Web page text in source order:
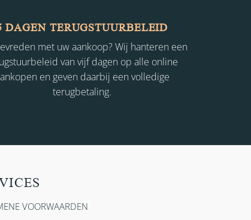
DAGEN TERUGSTUURBELEID
met uw aankoop? Wij hanteren een
van vijf dagen op alle online
en geven daarbij een volledige
terugbetaling.
VOORWAARDEN